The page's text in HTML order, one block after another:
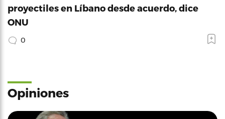
proyectiles en Líbano desde acuerdo, dice
ONU
0
Opiniones